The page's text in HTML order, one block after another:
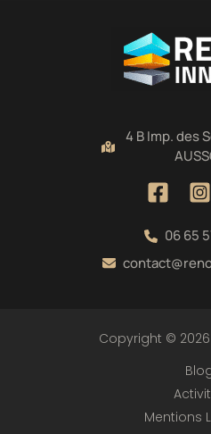
4 B Imp. des
06 65
Copyright ©
Mentions